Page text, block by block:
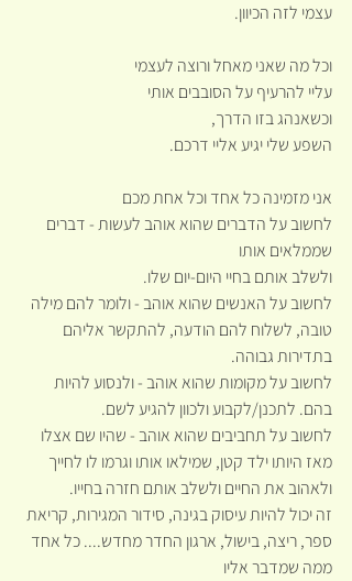
עצמי לזה הכיוון.
וכל מה שאני מאחל ורוצה לעצמי
עליי להרעיף על הסובבים אותי
וכשאנהג בזו הדרך,
השפע שלי יגיע אליי דרכם.
אני מזמינה כל אחד וכל אחת מכם
לחשוב על הדברים שהוא אוהב לעשות - דברים
שממלאים אותו
ולשלב אותם בחיי היום-יום שלו.
לחשוב על האנשים שהוא אוהב - ולומר להם מילה
טובה, לשלוח להם הודעה, להתקשר אליהם
בתדירות גבוהה.
לחשוב על מקומות שהוא אוהב - ולנסוע להיות
בהם. לתכנן/לקבוע ולכוון להגיע לשם.
לחשוב על תחביבים שהוא אוהב - שהיו שם אצלו
מאז היותו ילד קטן, שמילאו אותו וגרמו לו לחייך
ולאהוב את החיים ולשלב אותם חזרה בחייו.
זה יכול להיות עיסוק בגינה, סידור המגירות, קריאת
ספר, ריצה, בישול, ארגון החדר מחדש.... כל אחד
ממה שמדבר אליו